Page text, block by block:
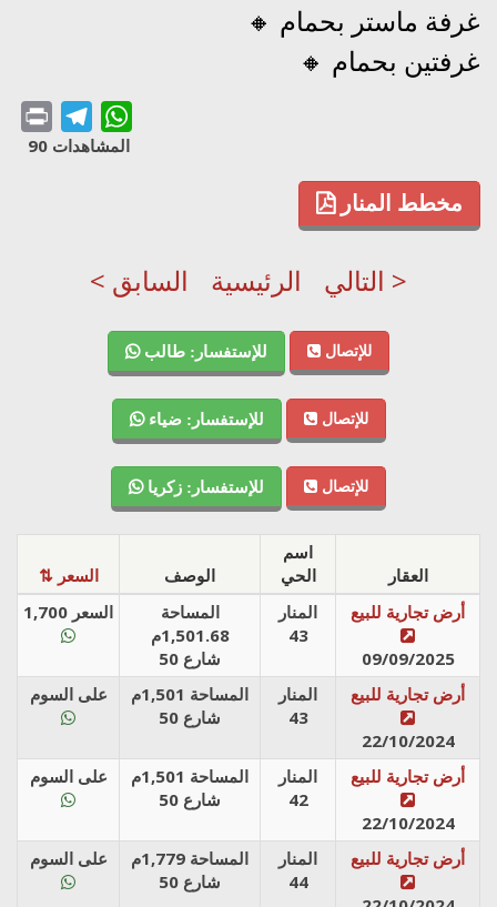
🔸 غرفة ماستر بحمام
🔸 غرفتين بحمام
Print Telegram
المشاهدات 90
مخطط المنار
< السابق الرئيسية التالي >
للإستفسار: طالب للإتصال
للإستفسار: ضياء للإتصال
للإستفسار: زكريا للإتصال
⇅ السعر الوصف
اسم
الحي
العقار
السعر 1,700
المساحة
1,501.68م
شارع 50
المنار
43
أرض تجارية للبيع
09/09/2025
على السوم
المساحة 1,501م
شارع 50
المنار
43
أرض تجارية للبيع
22/10/2024
على السوم
المساحة 1,501م
شارع 50
المنار
42
أرض تجارية للبيع
22/10/2024
على السوم
المساحة 1,779م
شارع 50
المنار
44
أرض تجارية للبيع